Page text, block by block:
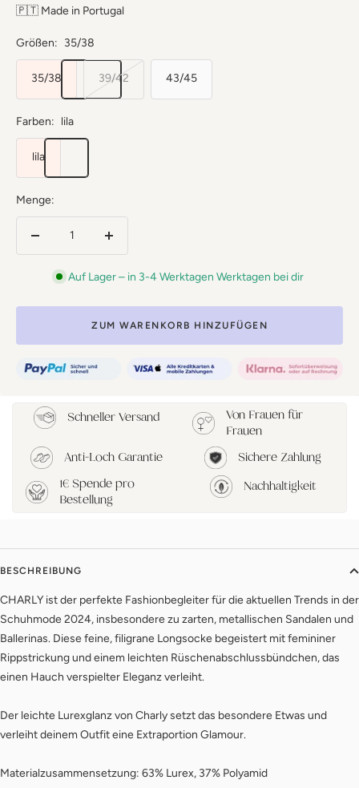
🇵🇹 Made in Portugal
Größen: 35/38
35/38 39/42 43/45
Farben: lila
lila
Menge:
Menge
Auf Lager – in 3-4 Werktagen Werktagen bei dir
ZUM WARENKORB HINZUFÜGEN
Schneller Versand
Von Frauen für
Frauen
Anti-Loch Garantie
Sichere Zahlung
1€ Spende pro
Bestellung
Nachhaltigkeit
BESCHREIBUNG
CHARLY ist der perfekte Fashionbegleiter für die aktuellen Trends in der
Schuhmode 2024, insbesondere zu zarten, metallischen Sandalen und
Ballerinas. Diese feine, filigrane Longsocke begeistert mit femininer
Rippstrickung und einem leichten Rüschenabschlussbündchen, das
einen Hauch verspielter Eleganz verleiht.
Der leichte Lurexglanz von Charly setzt das besondere Etwas und
verleiht deinem Outfit eine Extraportion Glamour.
Materialzusammensetzung: 63% Lurex, 37% Polyamid